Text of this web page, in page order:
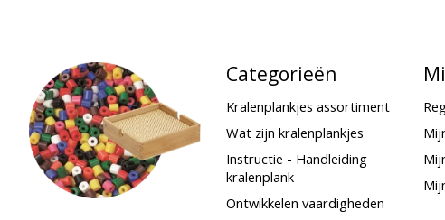
Categorieën
Kralenplankjes assortiment
Wat zijn kralenplankjes
Instructie - Handleiding
kralenplank
Ontwikkelen vaardigheden